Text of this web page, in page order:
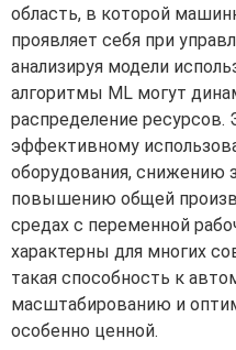
область, в которой
проявляет себя при
анализируя модели
алгоритмы ML могут
распределение ресурсов.
эффективному
оборудования, снижению
повышению общей
средах с переменной
характерны для многих
такая способность к
масштабированию и
особенно ценной.